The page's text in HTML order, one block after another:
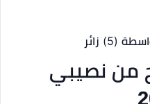
(
5
) زائر
من نصيبي